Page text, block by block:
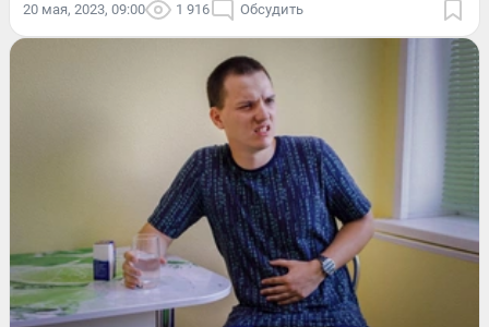
20 мая, 2023, 09:00 1 916 Обсудить